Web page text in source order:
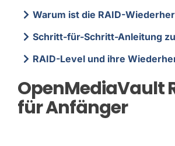
Warum ist die RAID-
Schritt-für-Schritt-Anleitung
RAID-Level und ihre
OpenMediaVault
für Anfänger